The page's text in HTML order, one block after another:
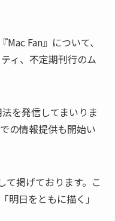
Fan』について、
ィ、不定期刊行のム
を発信してまいりま
の情報提供も開始い
て掲げております。こ
明日をともに描く」